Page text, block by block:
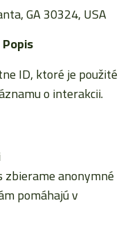
GA 30324, USA
Popis
ID, ktoré je použité
o interakcii.
anonymné
pomáhajú v